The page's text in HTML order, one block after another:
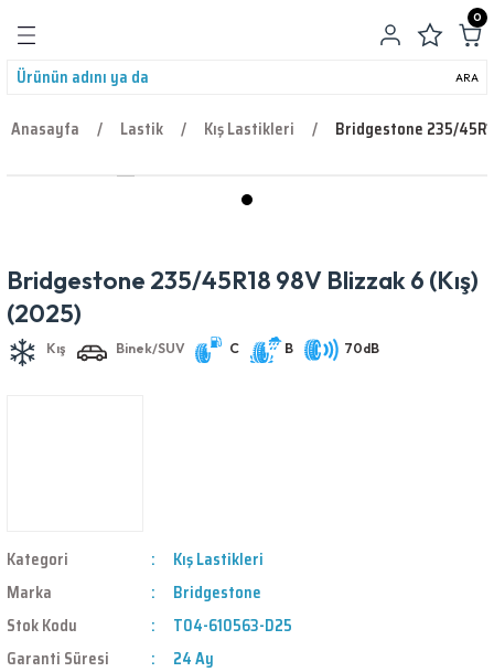
ARA
0
Anasayfa Lastik Kış Lastikleri Bridgestone 235/
Bridgestone 235/45R18 98V Blizzak 6 (Kış)
(2025)
Kış Binek/SUV C B 70dB
Kategori
Kış Lastikleri
Marka
Bridgestone
Stok Kodu
T04-610563-D25
Garanti Süresi
24 Ay